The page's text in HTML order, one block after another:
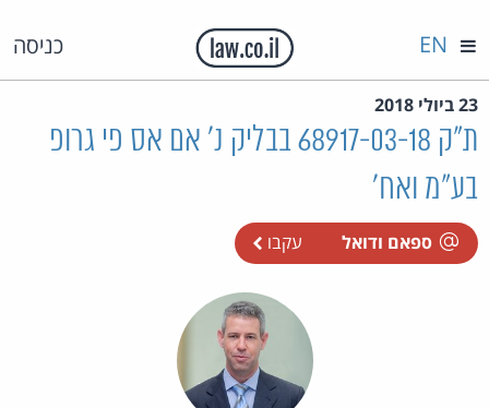
כניסה EN
23 ביולי 2018
ת"ק 68917-03-18 בבליק נ' אם אס פי גרופ
בע"מ ואח'
ספאם ודואל עקבו